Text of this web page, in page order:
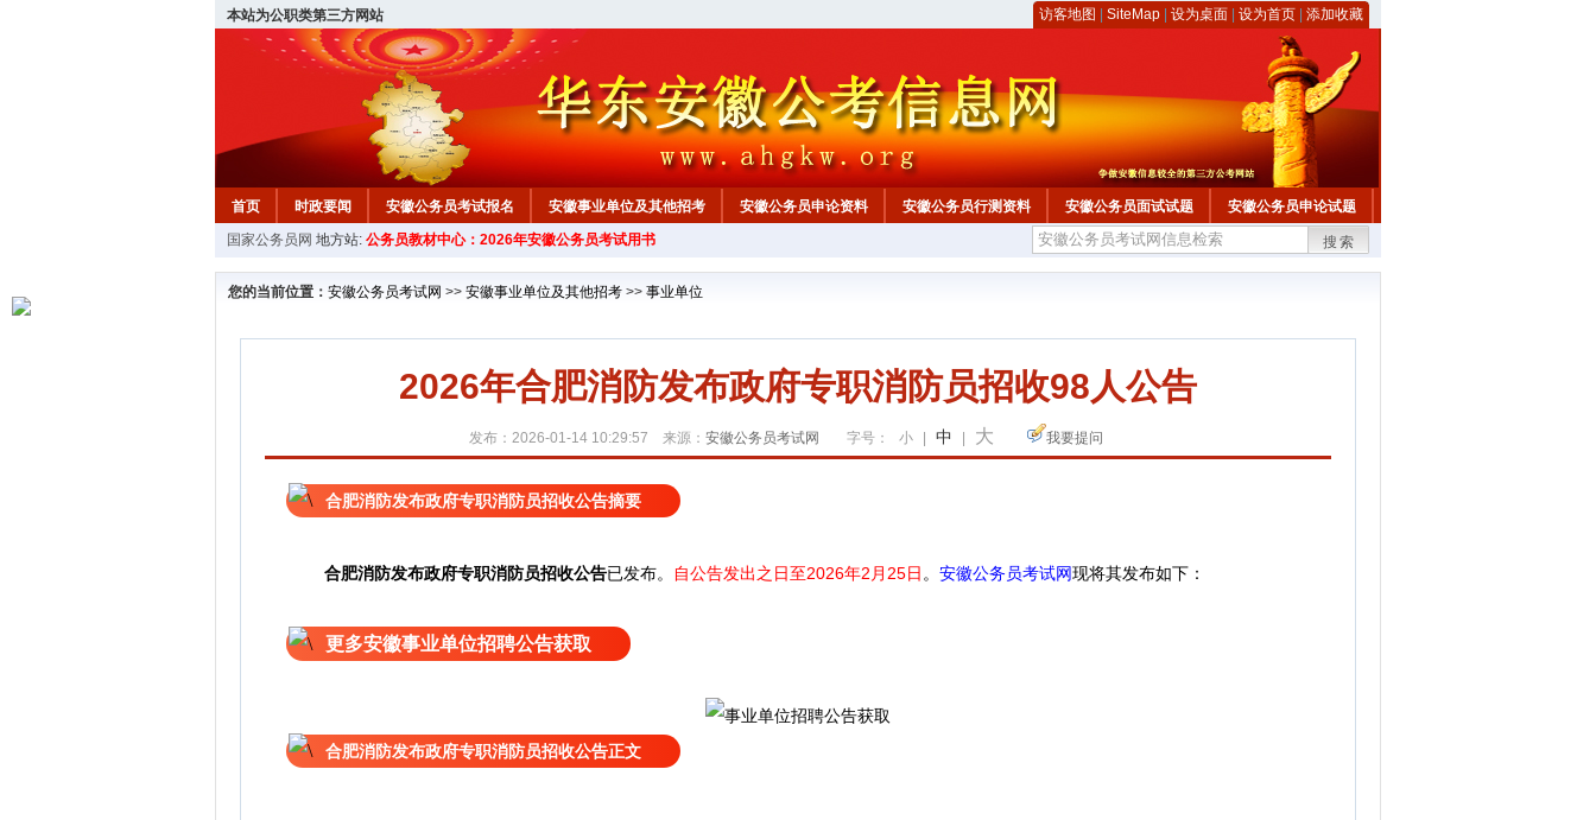
本站为公职类第三方网站 访客地图 SiteMap 设为桌面 设为首页 添加收藏
首页 时政要闻 安徽公务员考试报名 安徽事业单位及其他招考 安徽公务员申论资料 安徽公务员行测资料 安徽公务员面试试题 安徽公务员申论试题
安徽公务员行测试题 在线咨询 教材中心
国家公务员网 地方站: 公务员教材中心：2026年安徽公务员考试用书 搜索
您的当前位置： 安徽公务员考试网 >> 安徽事业单位及其他招考 >> 事业单位
2026年合肥消防发布政府专职消防员招收98人公告
发布：2026-01-14 10:29:57 来源： 安徽公务员考试网 字号： 小 中 大 我要提问
合肥消防发布政府专职消防员招收公告摘要
合肥消防发布政府专职消防员招收公告已发布。 自公告发出之日至2026年2月25日 。 安徽公务员考试网现将其发布如下：
更多安徽事业单位招聘公告获取
合肥消防发布政府专职消防员招收公告正文